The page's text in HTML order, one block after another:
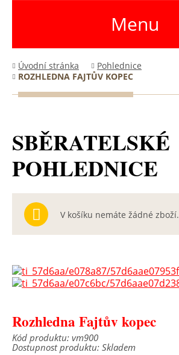
Menu
Úvodní stránka
Pohlednice
ROZHLEDNA FAJTŮV KOPEC
SBĚRATELSKÉ
POHLEDNICE
V košíku nemáte žádné zboží.
Rozhledna Fajtův kopec
Kód produktu: vm900
Dostupnost produktu: Skladem